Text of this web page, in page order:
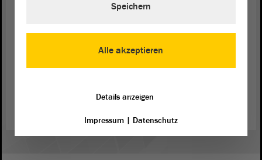
Linken zu. - Herzlichen Dank.
Alle akzeptieren
Speichern
Details anzeigen
Impressum| Datenschutz